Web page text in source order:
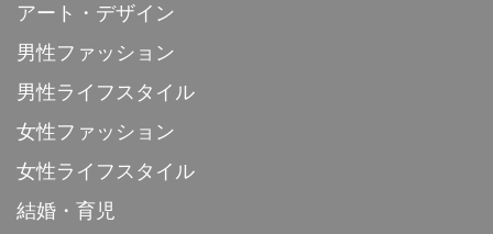
アート・デザイン
男性ファッション
男性ライフスタイル
女性ファッション
女性ライフスタイル
結婚・育児